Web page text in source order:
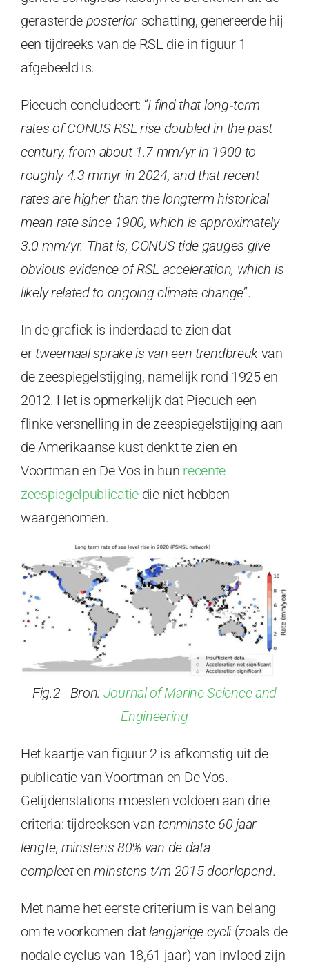
gerasterde posterior-schatting, genereerde hij
een tijdreeks van de RSL die in figuur 1
afgebeeld is.
Piecuch concludeert: “I find that long‐term
rates of CONUS RSL rise doubled in the past
century, from about 1.7 mm/yr in 1900 to
roughly 4.3 mmyr in 2024, and that recent
rates are higher than the longterm historical
mean rate since 1900, which is approximately
3.0 mm/yr. That is, CONUS tide gauges give
obvious evidence of RSL acceleration, which is
likely related to ongoing climate change”.
In de grafiek is inderdaad te zien dat
er tweemaal sprake is van een trendbreuk van
de zeespiegelstijging, namelijk rond 1925 en
2012. Het is opmerkelijk dat Piecuch een
flinke versnelling in de zeespiegelstijging aan
de Amerikaanse kust denkt te zien en
Voortman en De Vos in hun recente
zeespiegelpublicatie die niet hebben
waargenomen.
Fig.2 Bron: Journal of Marine Science and
Engineering
Het kaartje van figuur 2 is afkomstig uit de
publicatie van Voortman en De Vos.
Getijdenstations moesten voldoen aan drie
criteria: tijdreeksen van tenminste 60 jaar
lengte, minstens 80% van de data
compleetenminstens t/m 2015 doorlopend.
Met name het eerste criterium is van belang
om te voorkomen datlangjarige cycli(zoals de
nodale cyclus van 18,61 jaar) van invloed zijn